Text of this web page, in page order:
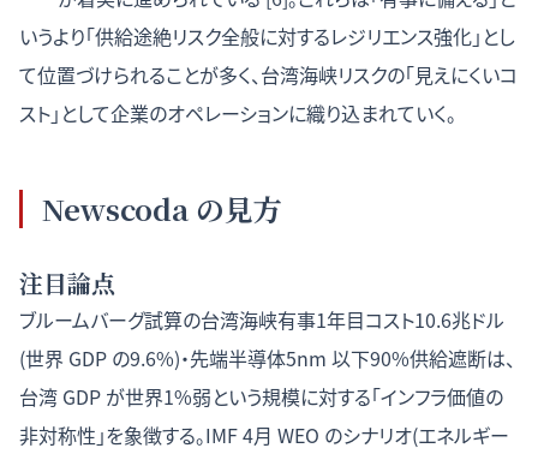
いうより「供給途絶リスク全般に対するレジリエンス強化」とし
て位置づけられることが多く、台湾海峡リスクの「見えにくいコ
スト」として企業のオペレーションに織り込まれていく。
Newscoda の見方
注目論点
ブルームバーグ試算の台湾海峡有事1年目コスト10.6兆ドル
(世界 GDP の9.6%)・先端半導体5nm 以下90%供給遮断は、
台湾 GDP が世界1%弱という規模に対する「インフラ価値の
非対称性」を象徴する。IMF 4月 WEO のシナリオ(エネルギー